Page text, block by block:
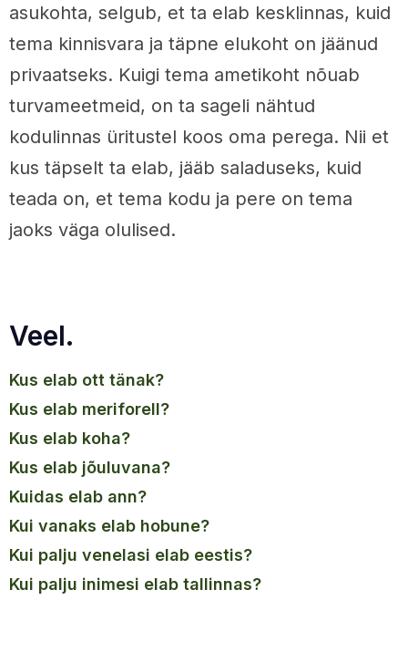
asukohta, selgub, et ta elab kesklinnas, kuid
tema kinnisvara ja täpne elukoht on jäänud
privaatseks. Kuigi tema ametikoht nõuab
turvameetmeid, on ta sageli nähtud
kodulinnas üritustel koos oma perega. Nii et
kus täpselt ta elab, jääb saladuseks, kuid
teada on, et tema kodu ja pere on tema
jaoks väga olulised.
Veel.
kus elab ott tänak?
kus elab meriforell?
kus elab koha?
kus elab jõuluvana?
kuidas elab ann?
kui vanaks elab hobune?
kui palju venelasi elab eestis?
kui palju inimesi elab tallinnas?